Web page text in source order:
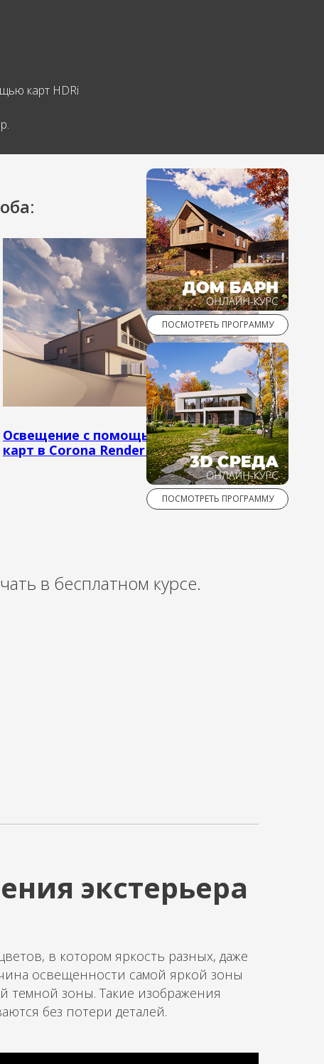
карт HDRi
ПОСМОТРЕТЬ ПРОГРАММУ
ПОСМОТРЕТЬ ПРОГРАММУ
Освещение с помощью процедурных
карт в Corona Render 9
в бесплатном курсе.
экстерьера
в котором яркость разных, даже
освещенности самой яркой зоны
темной зоны. Такие изображения
без потери деталей.